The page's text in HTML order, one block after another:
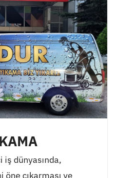
iş dünyasında,
çıkarması ve